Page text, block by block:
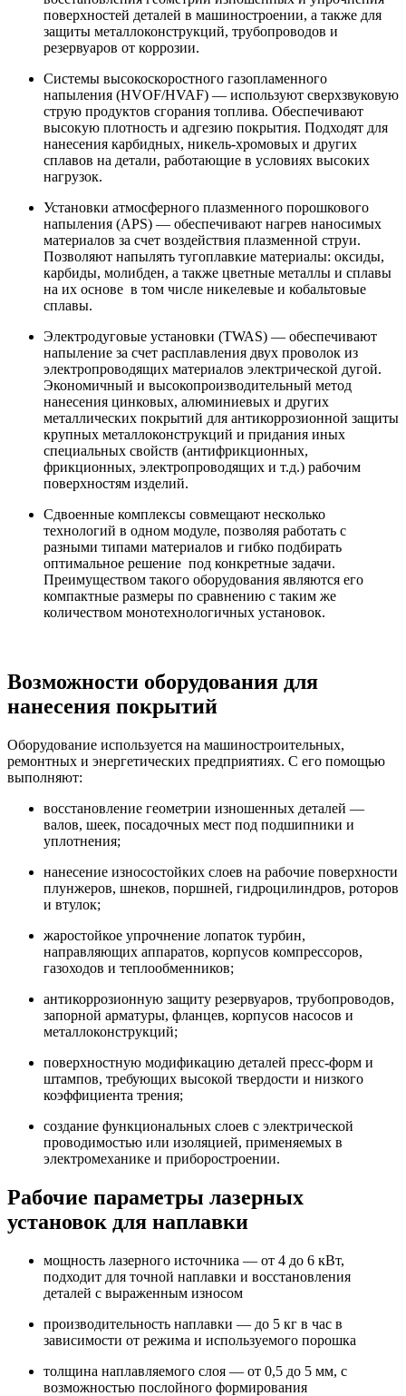
поверхностей деталей в машиностроении, а также для
защиты металлоконструкций, трубопроводов и
резервуаров от коррозии.
Системы высокоскоростного газопламенного
напыления (HVOF/HVAF) — используют сверхзвуковую
струю продуктов сгорания топлива. Обеспечивают
высокую плотность и адгезию покрытия. Подходят для
нанесения карбидных, никель-хромовых и других
сплавов на детали, работающие в условиях высоких
нагрузок.
Установки атмосферного плазменного порошкового
напыления (APS) — обеспечивают нагрев наносимых
материалов за счет воздействия плазменной струи.
Позволяют напылять тугоплавкие материалы: оксиды,
карбиды, молибден, а также цветные металлы и сплавы
на их основе в том числе никелевые и кобальтовые
сплавы.
Электродуговые установки (TWAS) — обеспечивают
напыление за счет расплавления двух проволок из
электропроводящих материалов электрической дугой.
Экономичный и высокопроизводительный метод
нанесения цинковых, алюминиевых и других
металлических покрытий для антикоррозионной защиты
крупных металлоконструкций и придания иных
специальных свойств (антифрикционных,
фрикционных, электропроводящих и т.д.) рабочим
поверхностям изделий.
Сдвоенные комплексы совмещают несколько
технологий в одном модуле, позволяя работать с
разными типами материалов и гибко подбирать
оптимальное решение под конкретные задачи.
Преимуществом такого оборудования являются его
компактные размеры по сравнению с таким же
количеством монотехнологичных установок.
Возможности оборудования для
нанесения покрытий
Оборудование используется на машиностроительных,
ремонтных и энергетических предприятиях. С его помощью
выполняют:
восстановление геометрии изношенных деталей —
валов, шеек, посадочных мест под подшипники и
уплотнения;
нанесение износостойких слоев на рабочие поверхности
плунжеров, шнеков, поршней, гидроцилиндров, роторов
и втулок;
жаростойкое упрочнение лопаток турбин,
направляющих аппаратов, корпусов компрессоров,
газоходов и теплообменников;
антикоррозионную защиту резервуаров, трубопроводов,
запорной арматуры, фланцев, корпусов насосов и
металлоконструкций;
поверхностную модификацию деталей пресс-форм и
штампов, требующих высокой твердости и низкого
коэффициента трения;
создание функциональных слоев с электрической
проводимостью или изоляцией, применяемых в
электромеханике и приборостроении.
Рабочие параметры лазерных
установок для наплавки
мощность лазерного источника — от 4 до 6 кВт,
подходит для точной наплавки и восстановления
деталей с выраженным износом
производительность наплавки — до 5 кг в час в
зависимости от режима и используемого порошка
толщина наплавляемого слоя — от 0,5 до 5 мм, с
возможностью послойного формирования